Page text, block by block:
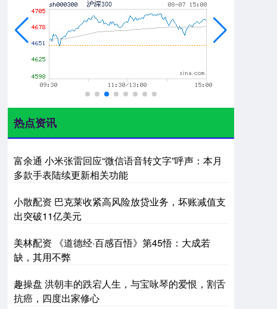
热点资讯
富余通 小米张雷回应“微信语音转文字”呼声：本月
多款手表陆续更新相关功能
小散配资 巴克莱收紧高风险放贷业务，坏账减值支
出突破11亿美元
美林配资 《道德经·百感百悟》第45悟：大成若
缺，其用不弊
趣操盘 洪朝丰的跌宕人生，与宝咏琴的爱恨，割舌
抗癌，四度出家修心